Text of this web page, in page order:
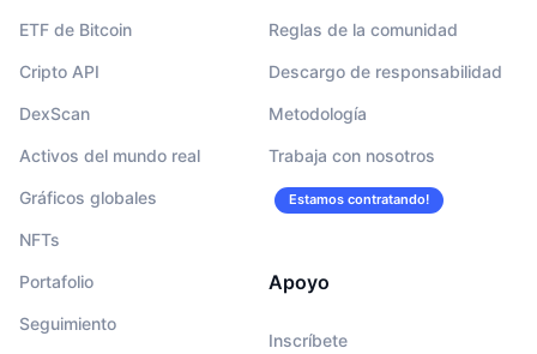
ETF de Bitcoin
Cripto API
DexScan
Activos del mundo real
Gráficos globales
NFTs
Portafolio
Seguimiento
Reglas de la comunidad
Descargo de responsabilidad
Metodología
Trabaja con nosotros
Estamos contratando!
Apoyo
Inscríbete